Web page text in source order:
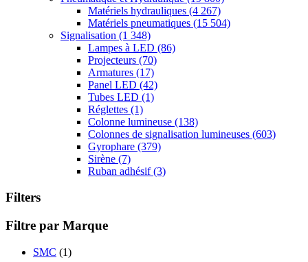
Matériels hydrauliques (4 267)
Matériels pneumatiques (15 504)
Signalisation (1 348)
Lampes à LED (86)
Projecteurs (70)
Armatures (17)
Panel LED (42)
Tubes LED (1)
Réglettes (1)
Colonne lumineuse (138)
Colonnes de signalisation lumineuses (603)
Gyrophare (379)
Sirène (7)
Ruban adhésif(3)
Filters
Filtre par Marque
SMC (1)